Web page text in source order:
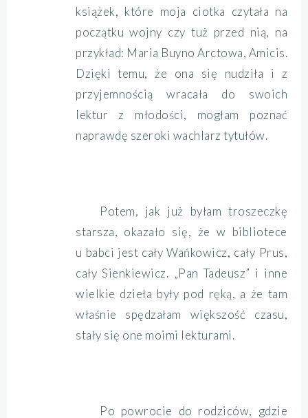
książek, które moja ciotka czytała na
początku wojny czy tuż przed nią, na
przykład: Maria Buyno Arctowa, Amicis.
Dzięki temu, że ona się nudziła i z
przyjemnością wracała do swoich
lektur z młodości, mogłam poznać
naprawdę szeroki wachlarz tytułów.
Potem, jak już byłam troszeczkę
starsza, okazało się, że w bibliotece
u babci jest cały Wańkowicz, cały Prus,
cały Sienkiewicz. „Pan Tadeusz” i inne
wielkie dzieła były pod ręką, a że tam
właśnie spędzałam większość czasu,
stały się one moimi lekturami.
Po powrocie do rodziców, gdzie